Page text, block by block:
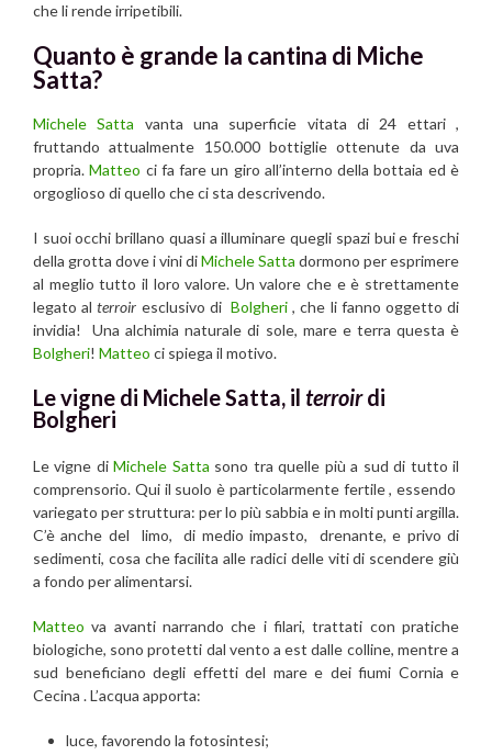
che li rende irripetibili.
Quanto è grande la cantina di Miche
Satta?
Michele Satta vanta una superficie vitata di 24 ettari ,
fruttando attualmente 150.000 bottiglie ottenute da uva
propria.Matteo ci fa fare un giro all’interno della bottaia ed è
orgoglioso di quello che ci sta descrivendo.
I suoi occhi brillano quasi a illuminare quegli spazi bui e freschi
della grotta dove i vini diMichele Satta dormono per esprimere
al meglio tutto il loro valore. Un valore che e è strettamente
legato alterroir esclusivo diBolgheri , che li fanno oggetto di
invidia! Una alchimia naturale di sole, mare e terra questa è
Bolgheri! Matteo ci spiega il motivo.
Le vigne di Michele Satta, il terroirdi
Bolgheri
Le vigne diMichele Satta sono tra quelle più a sud di tutto il
comprensorio. Qui il suolo è particolarmente fertile , essendo
variegato per struttura: per lo più sabbia e in molti punti argilla.
C’è anche del limo, di medio impasto, drenante, e privo di
sedimenti, cosa che facilita alle radici delle viti di scendere giù
a fondo per alimentarsi.
Matteo va avanti narrando che i filari, trattati con pratiche
biologiche, sono protetti dal vento a est dalle colline, mentre a
sud beneficiano degli effetti del mare e dei fiumi Cornia e
Cecina . L’acqua apporta:
luce, favorendo la fotosintesi;